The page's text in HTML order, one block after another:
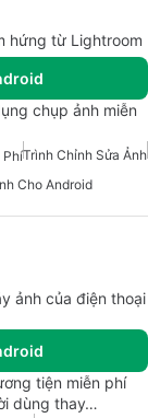
hứng từ Lightroom
chụp ảnh miễn
PhíTrình Chỉnh Sửa Ảnh
Cho Android
ảnh của điện thoại
tiện miễn phí
dùng thay…